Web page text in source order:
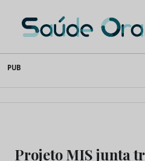
to
content
Saúde Oral
PUB
Projeto MIS junta